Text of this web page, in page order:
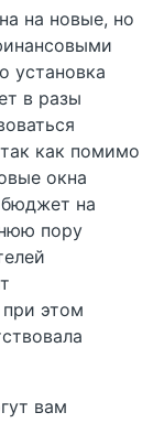
на новые, но
установка
в разы
как помимо
окна
бюджет на
пору
этом
вам